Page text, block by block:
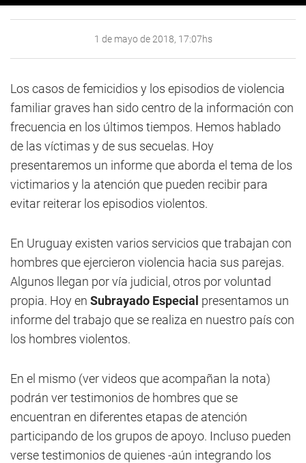
1 de mayo de 2018, 17:07hs
Los casos de femicidios y los episodios de violencia
familiar graves han sido centro de la información con
frecuencia en los últimos tiempos. Hemos hablado
de las víctimas y de sus secuelas. Hoy
presentaremos un informe que aborda el tema de los
victimarios y la atención que pueden recibir para
evitar reiterar los episodios violentos.
En Uruguay existen varios servicios que trabajan con
hombres que ejercieron violencia hacia sus parejas.
Algunos llegan por vía judicial, otros por voluntad
propia. Hoy en Subrayado Especial presentamos un
informe del trabajo que se realiza en nuestro país con
los hombres violentos.
En el mismo (ver videos que acompañan la nota)
podrán ver testimonios de hombres que se
encuentran en diferentes etapas de atención
participando de los grupos de apoyo. Incluso pueden
verse testimonios de quienes -aún integrando los